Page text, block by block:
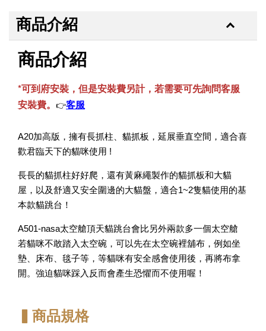
商品介紹
商品介紹
*可到府安裝，但是安裝費另計，若需要可先詢問客服
安裝費。
👉客服
A20加高版，擁有長抓柱、貓抓板，延展垂直空間，適合喜
歡君臨天下的貓咪使用 !
長長的貓抓柱好好爬，還有黃麻繩製作的貓抓板和大貓
屋，以及舒適又安全圍邊的大貓盤，適合1~2隻貓使用的基
本款貓跳台！
A501-nasa太空艙頂天貓跳台會比另外兩款多一個太空艙
若貓咪不敢踏入太空碗，可以先在太空碗裡舖布，例如坐
墊、床布、毯子等，等貓咪有安全感會使用後，再將布拿
開。強迫貓咪踩入反而會產生恐懼而不使用喔！
▍商品規格